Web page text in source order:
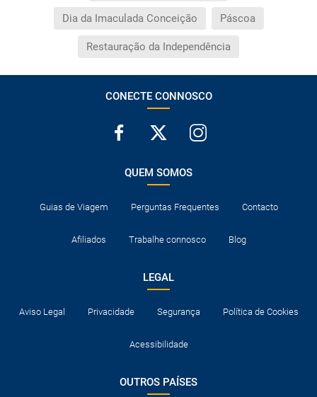
Dia da Imaculada Conceição Páscoa
Restauração da Independência
CONECTE CONNOSCO
QUEM SOMOS
Guias de Viagem Perguntas Frequentes Contacto
Afiliados Trabalhe connosco Blog
LEGAL
Aviso Legal Privacidade Segurança Política de Cookies
Acessibilidade
OUTROS PAÍSES